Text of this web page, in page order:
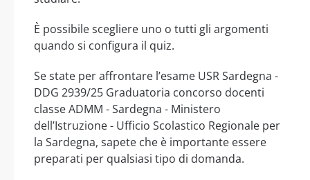
È possibile scegliere uno o tutti gli argomenti
quando si configura il quiz.
Se state per affrontare l’esame USR Sardegna -
DDG 2939/25 Graduatoria concorso docenti
classe ADMM - Sardegna - Ministero
dell’Istruzione - Ufficio Scolastico Regionale per
la Sardegna, sapete che è importante essere
preparati per qualsiasi tipo di domanda.